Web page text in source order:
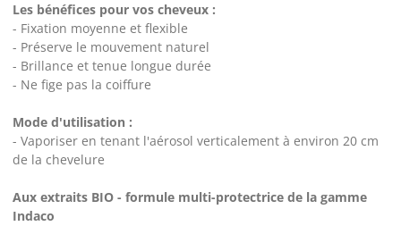
Les bénéfices pour vos cheveux :
- Fixation moyenne et flexible
- Préserve le mouvement naturel
- Brillance et tenue longue durée
- Ne fige pas la coiffure
Mode d'utilisation :
- Vaporiser en tenant l'aérosol verticalement à environ 20 cm
de la chevelure
Aux extraits BIO - formule multi-protectrice de la gamme
Indaco